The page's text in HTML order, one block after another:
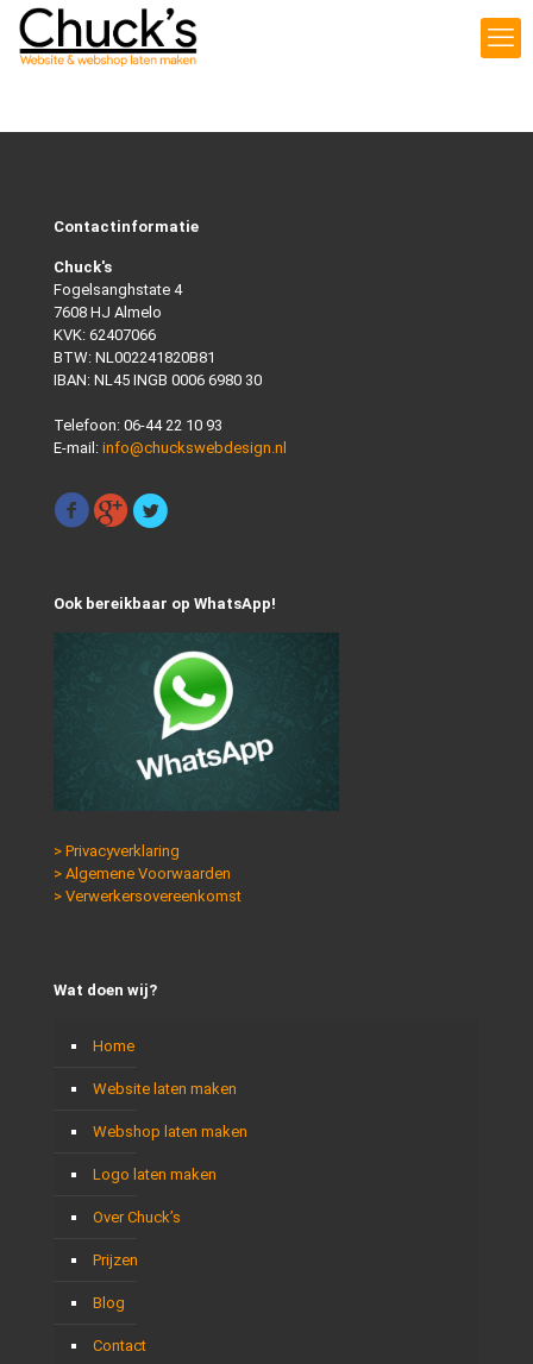
Contactinformatie
Chuck's
Fogelsanghstate 4
7608 HJ Almelo
KVK: 62407066
BTW: NL002241820B81
IBAN: NL45 INGB 0006 6980 30
Telefoon: 06-44 22 10 93
E-mail: info@chuckswebdesign.nl
Ook bereikbaar op WhatsApp!
> Privacyverklaring
> Algemene Voorwaarden
> Verwerkersovereenkomst
Wat doen wij?
Home
Website laten maken
Webshop laten maken
Logo laten maken
Over Chuck’s
Prijzen
Blog
Contact